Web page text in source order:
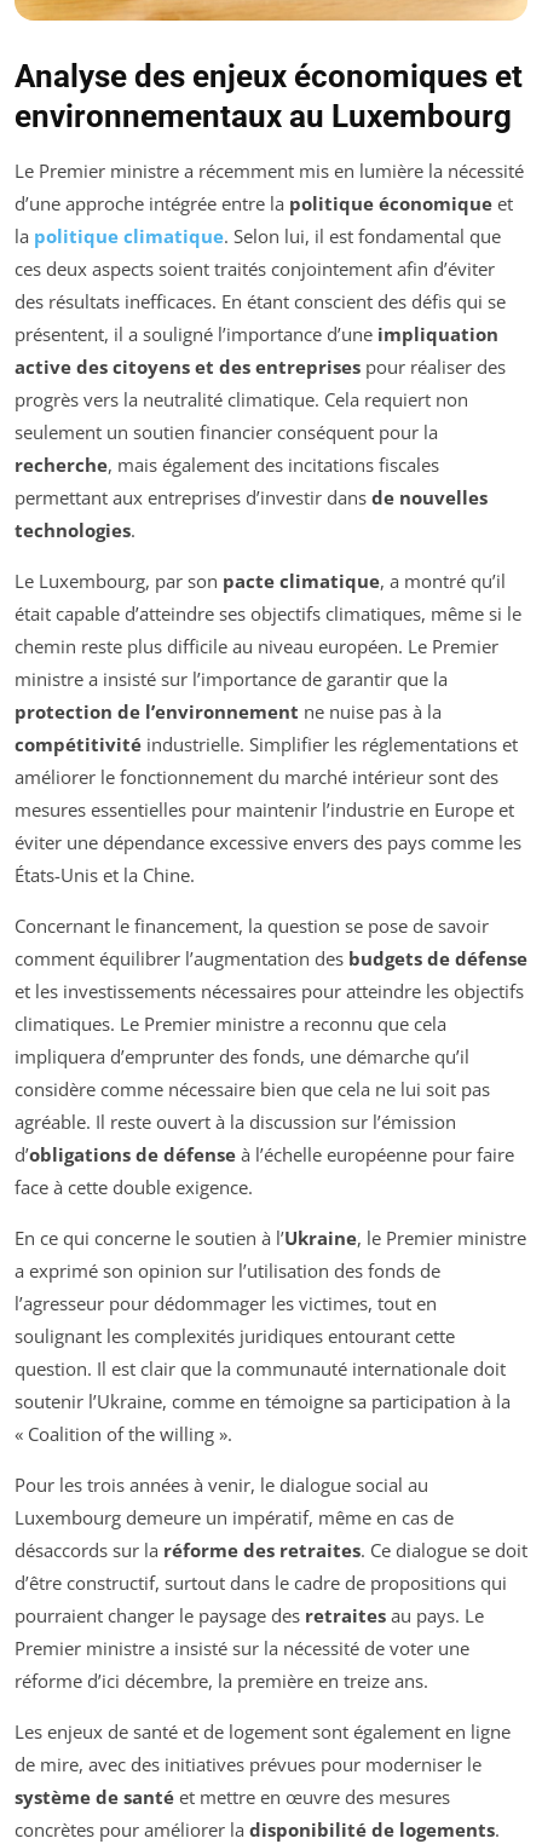
Analyse des enjeux économiques et
environnementaux au Luxembourg
Le Premier ministre a récemment mis en lumière la nécessité
d’une approche intégrée entre la politique économique et
la politique climatique. Selon lui, il est fondamental que
ces deux aspects soient traités conjointement afin d’éviter
des résultats inefficaces. En étant conscient des défis qui se
présentent, il a souligné l’importance d’une impliquation
active des citoyens et des entreprises pour réaliser des
progrès vers la neutralité climatique. Cela requiert non
seulement un soutien financier conséquent pour la
recherche, mais également des incitations fiscales
permettant aux entreprises d’investir dans de nouvelles
technologies.
Le Luxembourg, par son pacte climatique, a montré qu’il
était capable d’atteindre ses objectifs climatiques, même si le
chemin reste plus difficile au niveau européen. Le Premier
ministre a insisté sur l’importance de garantir que la
protection de l’environnement ne nuise pas à la
compétitivité industrielle. Simplifier les réglementations et
améliorer le fonctionnement du marché intérieur sont des
mesures essentielles pour maintenir l’industrie en Europe et
éviter une dépendance excessive envers des pays comme les
États-Unis et la Chine.
Concernant le financement, la question se pose de savoir
comment équilibrer l’augmentation des budgets de défense
et les investissements nécessaires pour atteindre les objectifs
climatiques. Le Premier ministre a reconnu que cela
impliquera d’emprunter des fonds, une démarche qu’il
considère comme nécessaire bien que cela ne lui soit pas
agréable. Il reste ouvert à la discussion sur l’émission
d’obligations de défense à l’échelle européenne pour faire
face à cette double exigence.
En ce qui concerne le soutien à l’Ukraine, le Premier ministre
a exprimé son opinion sur l’utilisation des fonds de
l’agresseur pour dédommager les victimes, tout en
soulignant les complexités juridiques entourant cette
question. Il est clair que la communauté internationale doit
soutenir l’Ukraine, comme en témoigne sa participation à la
« Coalition of the willing ».
Pour les trois années à venir, le dialogue social au
Luxembourg demeure un impératif, même en cas de
désaccords sur la réforme des retraites. Ce dialogue se doit
d’être constructif, surtout dans le cadre de propositions qui
pourraient changer le paysage des retraites au pays. Le
Premier ministre a insisté sur la nécessité de voter une
réforme d’ici décembre, la première en treize ans.
Les enjeux de santé et de logement sont également en ligne
de mire, avec des initiatives prévues pour moderniser le
système de santé et mettre en œuvre des mesures
concrètes pour améliorer la disponibilité de logements.